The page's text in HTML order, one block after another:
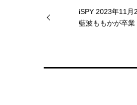
iSPY 2023年11月
藍波ももかが卒業